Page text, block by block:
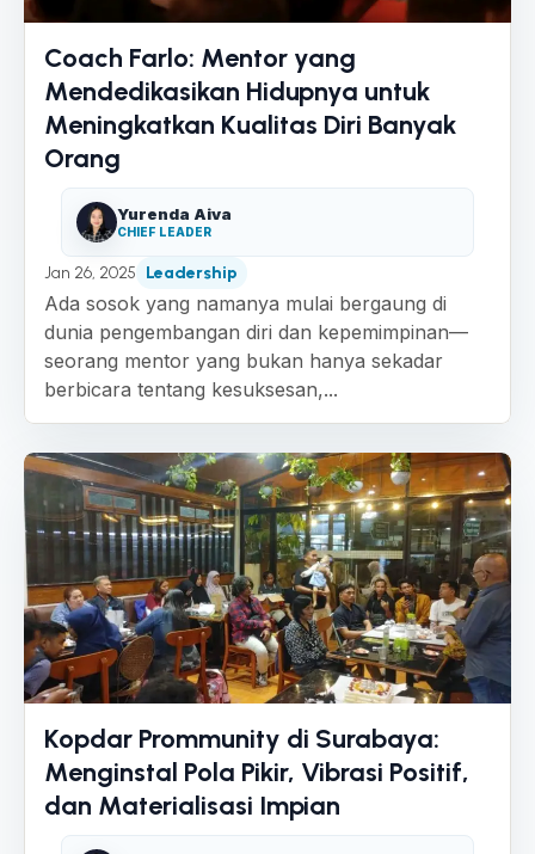
Coach Farlo: Mentor yang
Mendedikasikan Hidupnya untuk
Meningkatkan Kualitas Diri Banyak
Orang
Yurenda Aiva
CHIEF LEADER
Jan 26, 2025 Leadership
Ada sosok yang namanya mulai bergaung di
dunia pengembangan diri dan kepemimpinan—
seorang mentor yang bukan hanya sekadar
berbicara tentang kesuksesan,...
Kopdar Prommunity di Surabaya:
Menginstal Pola Pikir, Vibrasi Positif,
dan Materialisasi Impian